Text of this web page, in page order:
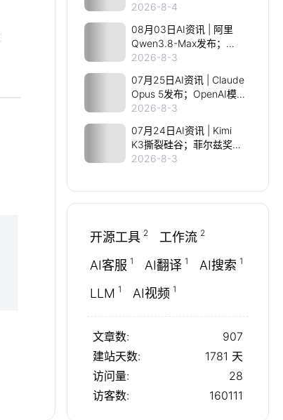
题；DeepSeek V4 Flash
低价风暴；Qwen3.8-Max
首发；智元IPO前曝核心
班底
2026-8-4
08月03日AI资讯 | 阿里
Qwen3.8-Max发布；
Karpathy实测Opus5做
《指环王》游戏；AI拿下
IMO满分金牌；Grok学会
看片
2026-8-3
07月25日AI资讯 | Claude
Opus 5发布；OpenAI模
型8月上线；黄仁勋力挺开
源；诺奖得主AI造基因剪
刀
2026-8-3
07月24日AI资讯 | Kimi
K3撕裂硅谷；菲尔兹奖得
主加入OpenAI；Claude
英伟达
2026-8-3
开源工具 2 工作流 2
AI客服 1 AI翻译 1 AI搜索 1
LLM 1 AI视频 1
文章数:
907
建站天数:
1781 天
访问量:
28
访客数:
160111